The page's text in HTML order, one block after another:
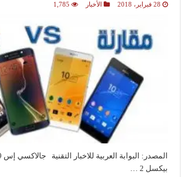
28 فبراير، 2018 الأخبار 1,785
بيكسل 2 …